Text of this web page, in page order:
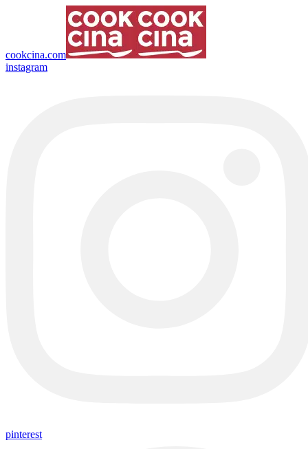
cookcina.com
instagram
pinterest